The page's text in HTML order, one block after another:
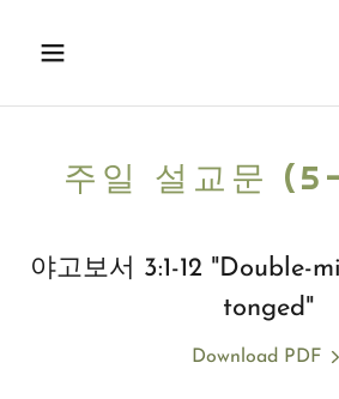
주일 설교문
야고보서 3:1-12 "Double-
tonged"
Download PDF